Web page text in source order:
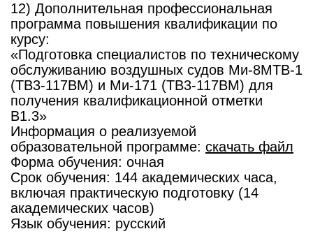
12) Дополнительная профессиональная
программа повышения квалификации по
курсу:
«Подготовка специалистов по техническому
обслуживанию воздушных судов Ми-8МТВ-1
(ТВ3-117ВМ) и Ми-171 (ТВ3-117ВМ) для
получения квалификационной отметки
В1.3»
Информация о реализуемой
образовательной программе: скачать файл
Форма обучения: очная
Срок обучения: 144 академических часа,
включая практическую подготовку (14
академических часов)
Язык обучения: русский